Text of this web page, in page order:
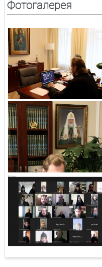
Фотогалерея